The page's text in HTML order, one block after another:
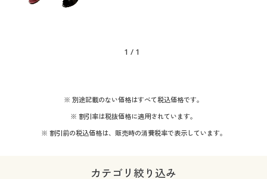
閉じる
1 / 1
※ 別途記載のない価格はすべて税込価格です。
※ 割引率は税抜価格に適用されています。
※ 割引前の税込価格は、販売時の消費税率で表示しています。
カテゴリ絞り込み